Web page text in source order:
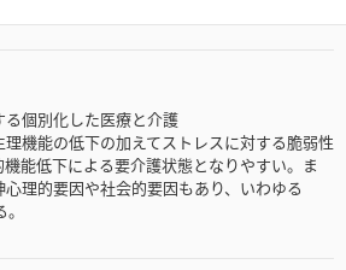
個別化した医療と介護
機能の低下の加えてストレスに対する脆弱性
能低下による要介護状態となりやすい。ま
理的要因や社会的要因もあり、いわゆる